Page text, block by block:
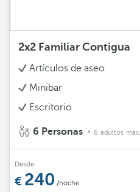
2x2 Familiar Contigua
Artículos de aseo
Minibar
Escritorio
6 Personas 6 adultos máx.
Desde
240 /noche